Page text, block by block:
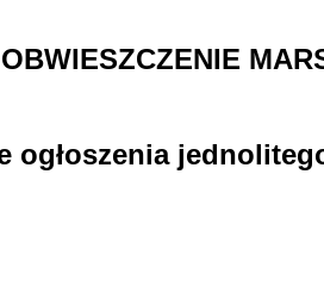
OBWIESZCZENIE
ogłoszenia